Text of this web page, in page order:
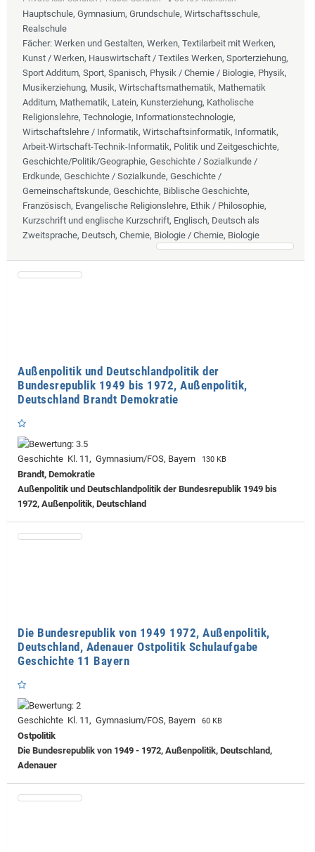
Hauptschule, Gymnasium, Grundschule, Wirtschaftsschule,
Realschule
Fächer: Werken und Gestalten, Werken, Textilarbeit mit Werken,
Kunst / Werken, Hauswirtschaft / Textiles Werken, Sporterziehung,
Sport Additum, Sport, Spanisch, Physik / Chemie / Biologie, Physik,
Musikerziehung, Musik, Wirtschaftsmathematik, Mathematik
Additum, Mathematik, Latein, Kunsterziehung, Katholische
Religionslehre, Technologie, Informationstechnologie,
Wirtschaftslehre / Informatik, Wirtschaftsinformatik, Informatik,
Arbeit-Wirtschaft-Technik-Informatik, Politik und Zeitgeschichte,
Geschichte/Politik/Geographie, Geschichte / Sozialkunde /
Erdkunde, Geschichte / Sozialkunde, Geschichte /
Gemeinschaftskunde, Geschichte, Biblische Geschichte,
Französisch, Evangelische Religionslehre, Ethik / Philosophie,
Kurzschrift und englische Kurzschrift, Englisch, Deutsch als
Zweitsprache, Deutsch, Chemie, Biologie / Chemie, Biologie
Außenpolitik und Deutschlandpolitik der
Bundesrepublik 1949 bis 1972, Außenpolitik,
Deutschland Brandt Demokratie
Geschichte Kl. 11, Gymnasium/FOS, Bayern 130 KB
Brandt, Demokratie
Außenpolitik und Deutschlandpolitik der Bundesrepublik 1949 bis
1972, Außenpolitik, Deutschland
Die Bundesrepublik von 1949 1972, Außenpolitik,
Deutschland, Adenauer Ostpolitik Schulaufgabe
Geschichte 11 Bayern
Geschichte Kl. 11, Gymnasium/FOS, Bayern 60 KB
Ostpolitik
Die Bundesrepublik von 1949 - 1972, Außenpolitik, Deutschland,
Adenauer